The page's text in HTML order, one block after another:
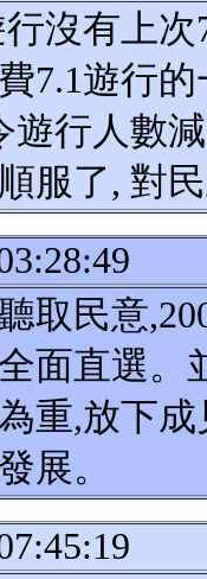
行沒有上
7.1遊行
遊行人數
服了, 對
取民意
面直選
重,放下
展。